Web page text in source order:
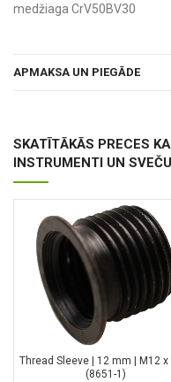
medžiaga CrV50BV30
APMAKSA UN PIEGĀDE
SKATĪTĀKĀS PRECES
INSTRUMENTI UN
Thread Sleeve | 12 mm | M12 x
(8651-1)